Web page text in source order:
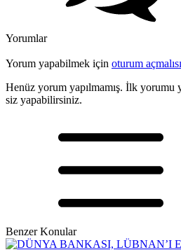
Yorumlar
Yorum yapabilmek için oturum
Henüz yorum yapılmamış. İlk yorumu
siz yapabilirsiniz.
Benzer Konular